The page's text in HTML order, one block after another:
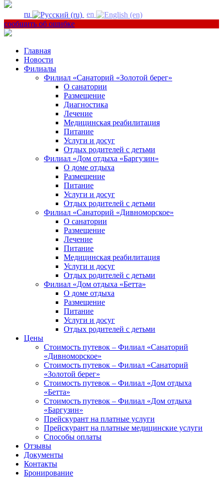
ru
en
сообщить об ошибке
Главная
Новости
Филиалы
Филиал «Санаторий «Золотой берег»
О санатории
Размещение
Диагностика
Лечение
Медицинская реабилитация
Питание
Услуги и досуг
Отдых родителей с детьми
Филиал «Дом отдыха «Баргузин»
О доме отдыха
Размещение
Питание
Услуги и досуг
Отдых родителей с детьми
Филиал «Санаторий «Дивноморское»
О санатории
Размещение
Лечение
Питание
Медицинская реабилитация
Услуги и досуг
Отдых родителей с детьми
Филиал «Дом отдыха «Бетта»
О доме отдыха
Размещение
Питание
Услуги и досуг
Отдых родителей с детьми
Цены
Стоимость путевок – Филиал «Санаторий
«Дивноморское»
Стоимость путевок – Филиал «Санаторий
«Золотой берег»
Стоимость путевок – Филиал «Дом отдыха
«Бетта»
Стоимость путевок – Филиал «Дом отдыха
«Баргузин»
Прейскурант на платные услуги
Прейскурант на платные медицинские услуги
Способы оплаты
Отзывы
Документы
Контакты
Бронирование